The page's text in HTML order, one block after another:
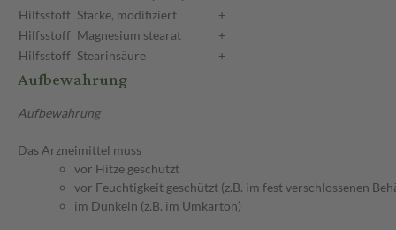
Hilfsstoff Stärke, modifiziert
+
Hilfsstoff Magnesium stearat
+
Hilfsstoff Stearinsäure +
Aufbewahrung
Aufbewahrung
Das Arzneimittel muss
vor Hitze geschützt
vor Feuchtigkeit geschützt (z.B. im fest verschlossenen
im Dunkeln (z.B. im Umkarton)